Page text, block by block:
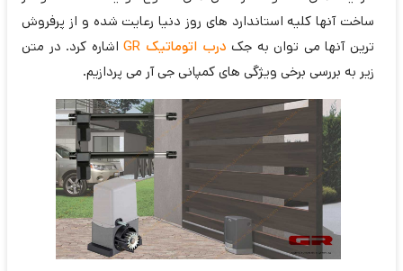
ساخت آنها کلیه استاندارد های روز دنیا رعایت شده و از پرفروش
ترین آنها می توان به جک درب اتوماتیک GR
اشاره کرد. در متن
زیر به بررسی برخی ویژگی های کمپانی جی آر می پردازیم.